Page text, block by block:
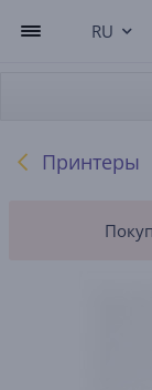
RU
Принтеры